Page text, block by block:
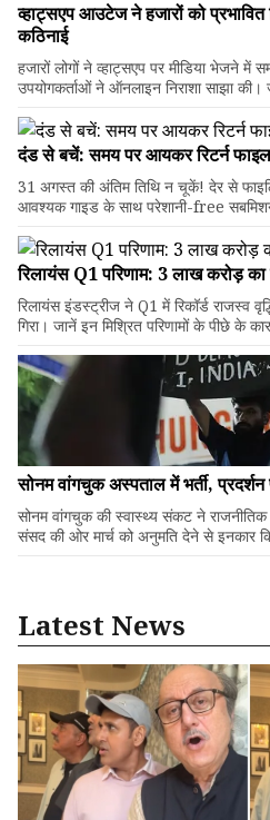
व्हाट्सएप आउटेज ने हजारों को प्रभावित
कठिनाई
हजारों लोगों ने व्हाट्सएप पर मीडिया भेजने में
उपयोगकर्ताओं ने ऑनलाइन निराशा साझा
दंड से बचें: समय पर आयकर रिटर्न
31 अगस्त की अंतिम तिथि न चूकें! देर से
आवश्यक गाइड के साथ परेशानी-free
रिलायंस Q1 परिणाम: ₹3 लाख करोड़ का
रिलायंस इंडस्ट्रीज ने Q1 में रिकॉर्ड राजस्व
गिरा। जानें इन मिश्रित परिणामों के पीछे के
सोनम वांगचुक अस्पताल में भर्ती,
सोनम वांगचुक की स्वास्थ्य संकट ने राजनीतिक
संसद की ओर मार्च को अनुमति देने से इनकार
Latest News